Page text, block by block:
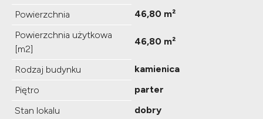
Powierzchnia
46,80 m²
Powierzchnia użytkowa
[m2]
46,80 m²
Rodzaj budynku
kamienica
Piętro
parter
Stan lokalu
dobry